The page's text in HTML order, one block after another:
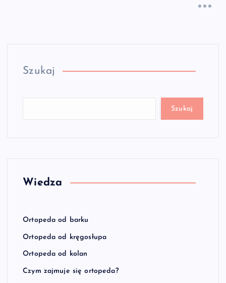
Szukaj
Szukaj
Wiedza
Ortopeda od barku
Ortopeda od kręgosłupa
Ortopeda od kolan
Czym zajmuje się ortopeda?